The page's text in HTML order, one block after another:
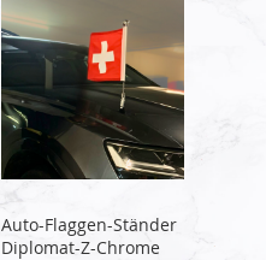
Auto-Flaggen-Ständer
Diplomat-Z-Chrome